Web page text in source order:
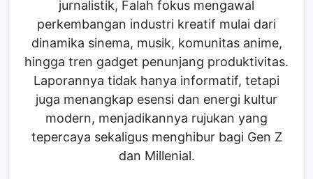
jurnalistik, Falah fokus mengawal
perkembangan industri kreatif mulai dari
dinamika sinema, musik, komunitas anime,
hingga tren gadget penunjang produktivitas.
Laporannya tidak hanya informatif, tetapi
juga menangkap esensi dan energi kultur
modern, menjadikannya rujukan yang
tepercaya sekaligus menghibur bagi Gen Z
dan Millenial.